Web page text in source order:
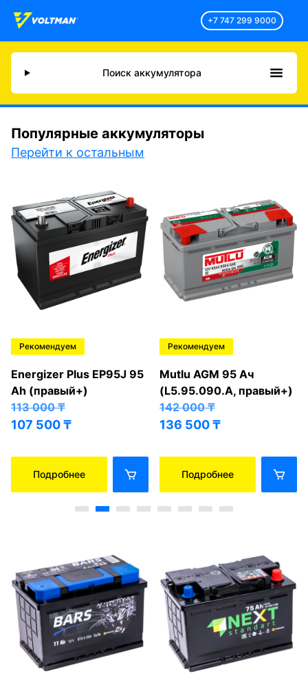
+7 747 299 9000
Поиск аккумулятора
Популярные аккумуляторы
Перейти к остальным
Рекомендуем
Energizer Plus EP95J 95
Ah (правый+)
113 000₸
107 500₸
Подробнее
Рекомендуем
Mutlu AGM 95 Ач
(L5.95.090.A, правый+)
142 000₸
136 500₸
Подробнее